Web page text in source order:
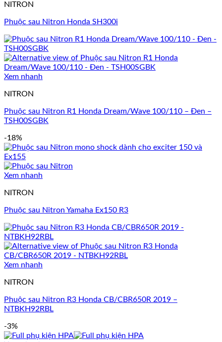
NITRON
Phuộc sau Nitron Honda SH300i
Xem nhanh
NITRON
Phuộc sau Nitron R1 Honda Dream/Wave 100/110 – Đen –
TSH00SGBK
-18%
Xem nhanh
NITRON
Phuộc sau Nitron Yamaha Ex150 R3
Xem nhanh
NITRON
Phuộc sau Nitron R3 Honda CB/CBR650R 2019 –
NTBKH92RBL
-3%